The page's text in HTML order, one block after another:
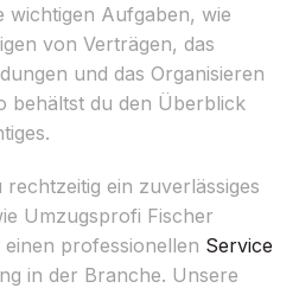
wichtigen Aufgaben, wie
von Verträgen, das
und das Organisieren
behältst du den Überblick
ein zuverlässiges
Umzugsprofi Fischer
professionellen Service
in der Branche. Unsere